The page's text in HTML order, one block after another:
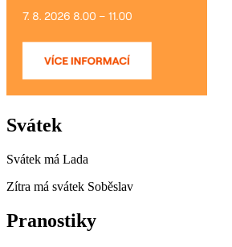
Svátek
Svátek má Lada
Zítra má svátek Soběslav
Pranostiky